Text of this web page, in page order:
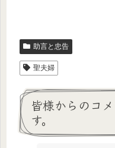
助言と忠告
聖夫婦
皆様からのコ
す。